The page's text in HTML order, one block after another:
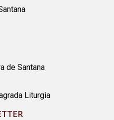
de Santana
Liturgia